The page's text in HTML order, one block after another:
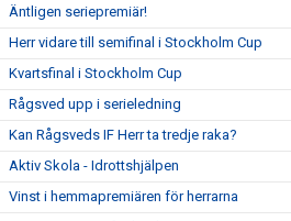
Äntligen seriepremiär!
Herr vidare till semifinal i Stockholm Cup
Kvartsfinal i Stockholm Cup
Rågsved upp i serieledning
Kan Rågsveds IF Herr ta tredje raka?
Aktiv Skola - Idrottshjälpen
Vinst i hemmapremiären för herrarna